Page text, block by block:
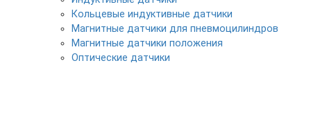
Кольцевые индуктивные датчики
Магнитные датчики для пневмоцилиндров
Магнитные датчики положения
Оптические датчики